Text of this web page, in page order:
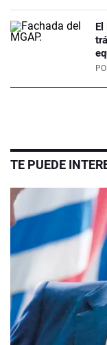
El
TE PUEDE